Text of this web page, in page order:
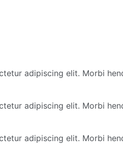
adipiscing elit. Morbi
adipiscing elit. Morbi
adipiscing elit. Morbi